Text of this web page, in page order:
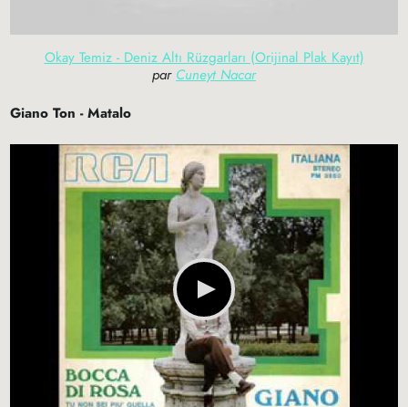
Okay Temiz - Deniz Altı Rüzgarları (Orijinal Plak Kayıt)
par Cuneyt Nacar
Giano Ton - Matalo